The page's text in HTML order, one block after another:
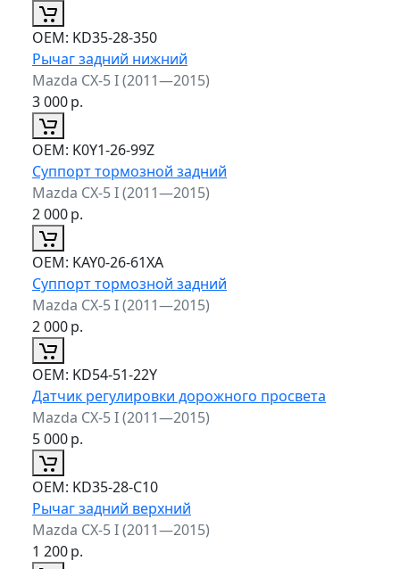
ОЕМ: KD35-28-350
Рычаг задний нижний
Mazda CX-5 I (2011—2015)
3 000р.
ОЕМ: K0Y1-26-99Z
Суппорт тормозной задний
Mazda CX-5 I (2011—2015)
2 000р.
ОЕМ: KAY0-26-61XA
Суппорт тормозной задний
Mazda CX-5 I (2011—2015)
2 000р.
ОЕМ: KD54-51-22Y
Датчик регулировки дорожного просвета
Mazda CX-5 I (2011—2015)
5 000р.
ОЕМ: KD35-28-C10
Рычаг задний верхний
Mazda CX-5 I (2011—2015)
1 200р.